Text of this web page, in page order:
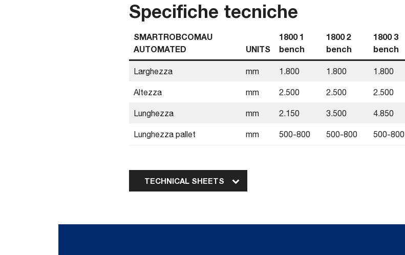
Specifiche tecniche
SMARTROBCOMAU
AUTOMATED
UNITS
1800 1
bench
1800 2
bench
1800 3
bench
Larghezza mm 1.800 1.800 1.800
Altezza mm 2.500 2.500 2.500
Lunghezza mm 2.150 3.500 4.850
Lunghezza pallet mm 500-800 500-800 500-800
TECHNICAL SHEETS